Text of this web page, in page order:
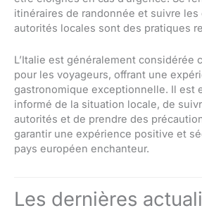
itinéraires de randonnée et suivre les
autorités locales sont des pratiques
L’Italie est généralement considérée
pour les voyageurs, offrant une
gastronomique exceptionnelle. Il est
informé de la situation locale, de
autorités et de prendre des
garantir une expérience positive et
pays européen enchanteur.
Les dernières